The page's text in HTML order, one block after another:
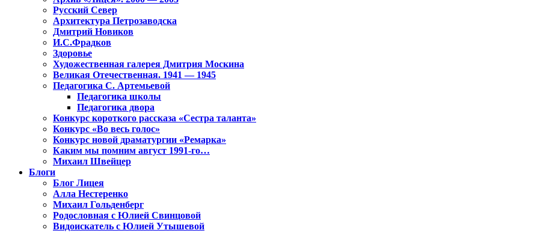
Русский Север
Архитектура Петрозаводска
Дмитрий Новиков
И.С.Фрадков
Здоровье
Художественная галерея Дмитрия Москина
Великая Отечественная. 1941 — 1945
Педагогика С. Артемьевой
Педагогика школы
Педагогика двора
Конкурс короткого рассказа «Сестра таланта»
Конкурс «Во весь голос»
Конкурс новой драматургии «Ремарка»
Каким мы помним август 1991-го…
Михаил Швейцер
Блоги
Блог Лицея
Алла Нестеренко
Михаил Гольденберг
Родословная с Юлией Свинцовой
Видоискатель с Юлией Утышевой